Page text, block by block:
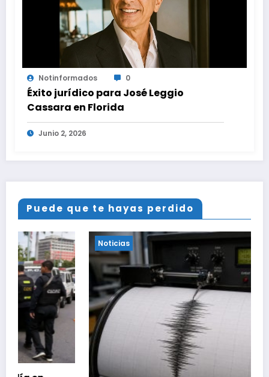
Notinformados 0
Éxito jurídico para José Leggio
Cassara en Florida
Junio 2, 2026
Puede que te hayas perdido
Noticias